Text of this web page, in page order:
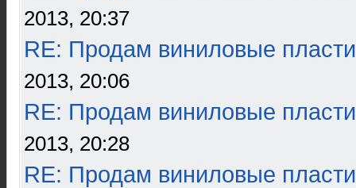
2013, 20:37
RE: Продам виниловые
2013, 20:06
RE: Продам виниловые
2013, 20:28
RE: Продам виниловые